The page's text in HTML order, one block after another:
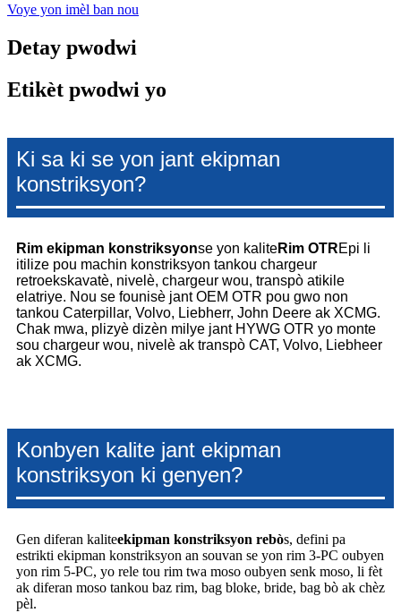
Voye yon imèl ban nou
Detay pwodwi
Etikèt pwodwi yo
Ki sa ki se yon jant ekipman
konstriksyon?
Rim ekipman konstriksyonse yon kaliteRim OTREpi li
itilize pou machin konstriksyon tankou chargeur
retroekskavatè, nivelè, chargeur wou, transpò atikile
elatriye. Nou se founisè jant OEM OTR pou gwo non
tankou Caterpillar, Volvo, Liebherr, John Deere ak XCMG.
Chak mwa, plizyè dizèn milye jant HYWG OTR yo monte
sou chargeur wou, nivelè ak transpò CAT, Volvo, Liebheer
ak XCMG.
Konbyen kalite jant ekipman
konstriksyon ki genyen?
Gen diferan kaliteekipman konstriksyon rebòs, defini pa
estrikti ekipman konstriksyon an souvan se yon rim 3-PC oubyen
yon rim 5-PC, yo rele tou rim twa moso oubyen senk moso, li fèt
ak diferan moso tankou baz rim, bag bloke, bride, bag bò ak chèz
pèl.